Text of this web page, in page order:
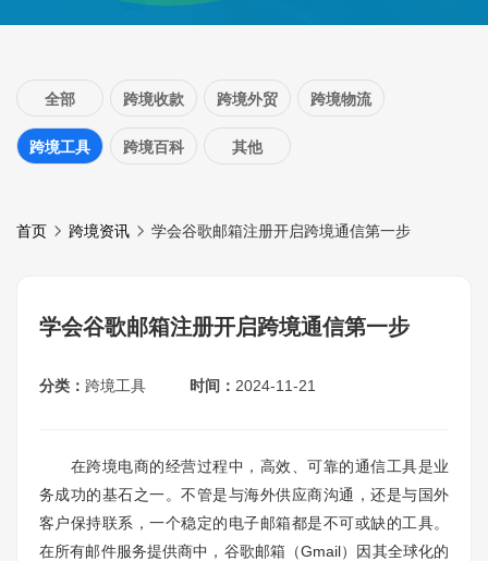
全部 跨境收款 跨境外贸 跨境物流
跨境工具 跨境百科 其他
首页 跨境资讯 学会谷歌邮箱注册开启跨境通信第一步
学会谷歌邮箱注册开启跨境通信第一步
分类： 跨境工具 时间： 2024-11-21
在跨境电商的经营过程中，高效、可靠的通信工具是业
务成功的基石之一。不管是与海外供应商沟通，还是与国外
客户保持联系，一个稳定的电子邮箱都是不可或缺的工具。
在所有邮件服务提供商中，谷歌邮箱（Gmail）因其全球化的